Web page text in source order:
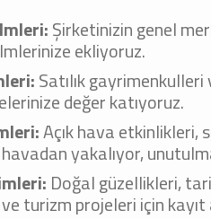
Şirketinizin genel
ekliyoruz.
Satılık
değer katıyoruz.
Açık hava etkinlikleri,
yakalıyor,
Doğal güzellikleri,
turizm projeleri için kayıt